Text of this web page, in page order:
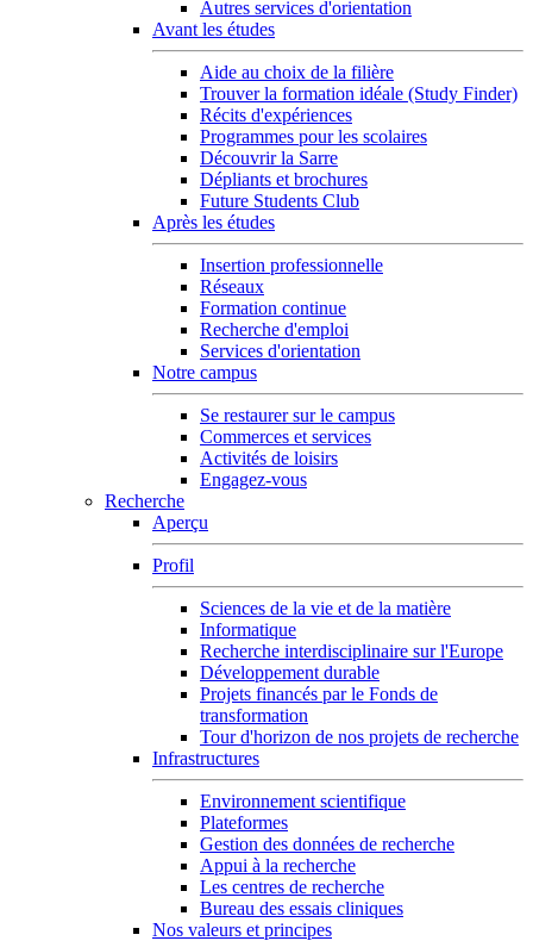
Autres services d'orientation
Avant les études
Aide au choix de la filière
Trouver la formation idéale (Study Finder)
Récits d'expériences
Programmes pour les scolaires
Découvrir la Sarre
Dépliants et brochures
Future Students Club
Après les études
Insertion professionnelle
Réseaux
Formation continue
Recherche d'emploi
Services d'orientation
Notre campus
Se restaurer sur le campus
Commerces et services
Activités de loisirs
Engagez-vous
Recherche
Aperçu
Profil
Sciences de la vie et de la matière
Informatique
Recherche interdisciplinaire sur l'Europe
Développement durable
Projets financés par le Fonds de
transformation
Tour d'horizon de nos projets de recherche
Infrastructures
Environnement scientifique
Plateformes
Gestion des données de recherche
Appui à la recherche
Les centres de recherche
Bureau des essais cliniques
Nos valeurs et principes